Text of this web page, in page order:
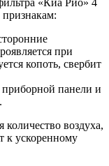
«Киа Рио» 4
при
копоть, свербит
приборной панели и
воздуха,
к ускоренному